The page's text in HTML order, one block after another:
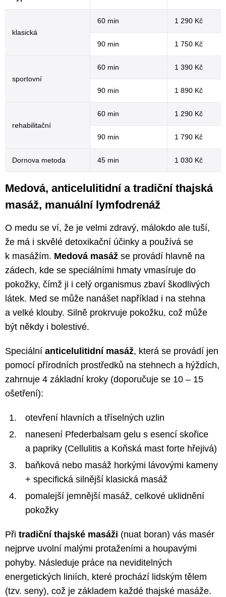
klasická
60 min 1 290 Kč
90 min 1 750 Kč
sportovní
60 min 1 390 Kč
90 min 1 890 Kč
rehabilitační
60 min 1 290 Kč
90 min 1 790 Kč
Dornova metoda 45 min 1 030 Kč
Medová, anticelulitidní a tradiční thajská
masáž, manuální lymfodrenáž
O medu se ví, že je velmi zdravý, málokdo ale tuší,
že má i skvělé detoxikační účinky a používá se
k masážím. Medová masáž se provádí hlavně na
zádech, kde se speciálními hmaty vmasíruje do
pokožky, čímž ji i celý organismus zbaví škodlivých
látek. Med se může nanášet například i na stehna
a velké klouby. Silně prokrvuje pokožku, což může
být někdy i bolestivé.
Speciální anticelulitidní masáž, která se provádí jen
pomocí přírodních prostředků na stehnech a hýždích,
zahrnuje 4 základní kroky (doporučuje se 10 – 15
ošetření):
otevření hlavních a tříselných uzlin
nanesení Pfederbalsam gelu s esencí skořice
a papriky (Cellulitis a Koňská mast forte hřejivá)
baňková nebo masáž horkými lávovými kameny
+ specifická silnější klasická masáž
pomalejší jemnější masáž, celkové uklidnění
pokožky
Při tradiční thajské masáži (nuat boran) vás masér
nejprve uvolní malými protaženími a houpavými
pohyby. Následuje práce na neviditelných
energetických liniích, které prochází lidským tělem
(tzv. seny), což je základem každé thajské masáže.